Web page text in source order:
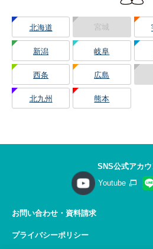
北海道 宮城
新潟 岐阜
西条 広島
北九州 熊本
SNS公式アカウ
Youtube
お問い合わせ・資料請求
プライバシーポリシー